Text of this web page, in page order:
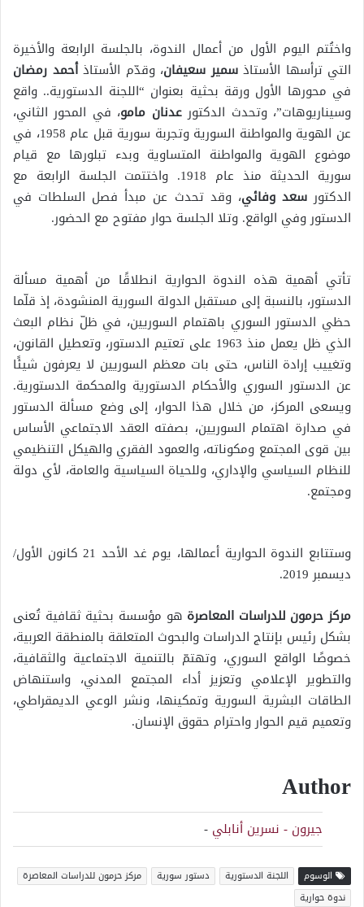
واختُتم اليوم الأول من أعمال الندوة، بالجلسة الرابعة والأخيرة
التي ترأسها الأستاذسمير سعيفان، وقدّم الأستاذأحمد رمضان
في محورها الأول ورقة بحثية بعنوان “اللجنة الدستورية.. واقع
وسيناريوهات”، وتحدث الدكتورعدنان مامو، في المحور الثاني،
عن الهوية والمواطنة السورية وتجربة سورية قبل عام 1958، في
موضوع الهوية والمواطنة المتساوية وبدء تبلورها مع قيام
سورية الحديثة منذ عام 1918. واختتمت الجلسة الرابعة مع
الدكتورسعد وفائي، وقد تحدث عن مبدأ فصل السلطات في
الدستور وفي الواقع. وتلا الجلسة حوار مفتوح مع الحضور.
تأتي أهمية هذه الندوة الحوارية انطلاقًا من أهمية مسألة
الدستور، بالنسبة إلى مستقبل الدولة السورية المنشودة، إذ قلّما
حظي الدستور السوري باهتمام السوريين، في ظلّ نظام البعث
الذي ظل يعمل منذ 1963 على تعتيم الدستور، وتعطيل القانون،
وتغييب إرادة الناس، حتى بات معظم السوريين لا يعرفون شيئًا
عن الدستور السوري والأحكام الدستورية والمحكمة الدستورية.
ويسعى المركز، من خلال هذا الحوار، إلى وضع مسألة الدستور
في صدارة اهتمام السوريين، بصفته العقد الاجتماعي الأساس
بين قوى المجتمع ومكوناته، والعمود الفقري والهيكل التنظيمي
للنظام السياسي والإداري، وللحياة السياسية والعامة، لأي دولة
ومجتمع.
وستتابع الندوة الحوارية أعمالها، يوم غد الأحد 21 كانون الأول/
ديسمبر 2019.
مركز حرمون للدراسات المعاصرة هو مؤسسة بحثية ثقافية تُعنى
بشكل رئيس بإنتاج الدراسات والبحوث المتعلقة بالمنطقة العربية،
خصوصًا الواقع السوري، وتهتمّ بالتنمية الاجتماعية والثقافية،
والتطوير الإعلامي وتعزيز أداء المجتمع المدني، واستنهاض
الطاقات البشرية السورية وتمكينها، ونشر الوعي الديمقراطي،
وتعميم قيم الحوار واحترام حقوق الإنسان.
Author
جيرون - نسرين أنابلي -
الوسوم اللجنة الدستورية دستور سورية
مركز حرمون للدراسات المعاصرة
ندوة حوارية